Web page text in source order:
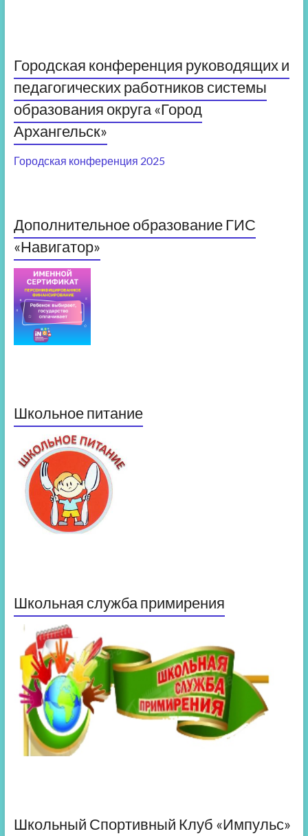
Городская конференция руководящих и
педагогических работников системы
образования округа «Город
Архангельск»
Городская конференция 2025
Дополнительное образование ГИС
«Навигатор»
Школьное питание
Школьная служба примирения
Школьный Спортивный Клуб «Импульс»